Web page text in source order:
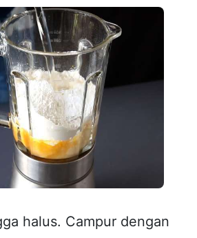
halus. Campur dengan